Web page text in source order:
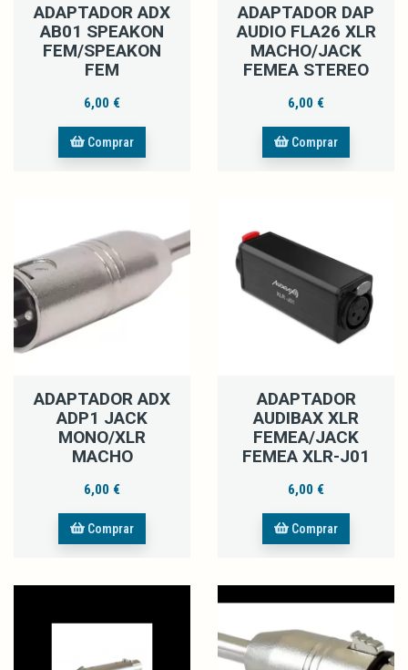
ADAPTADOR ADX
AB01 SPEAKON
FEM/SPEAKON
FEM
6,00 €
Comprar
ADAPTADOR DAP
AUDIO FLA26 XLR
MACHO/JACK
FEMEA STEREO
6,00 €
Comprar
ADAPTADOR ADX
ADP1 JACK
MONO/XLR
MACHO
6,00 €
Comprar
ADAPTADOR
AUDIBAX XLR
FEMEA/JACK
FEMEA XLR-J01
6,00 €
Comprar